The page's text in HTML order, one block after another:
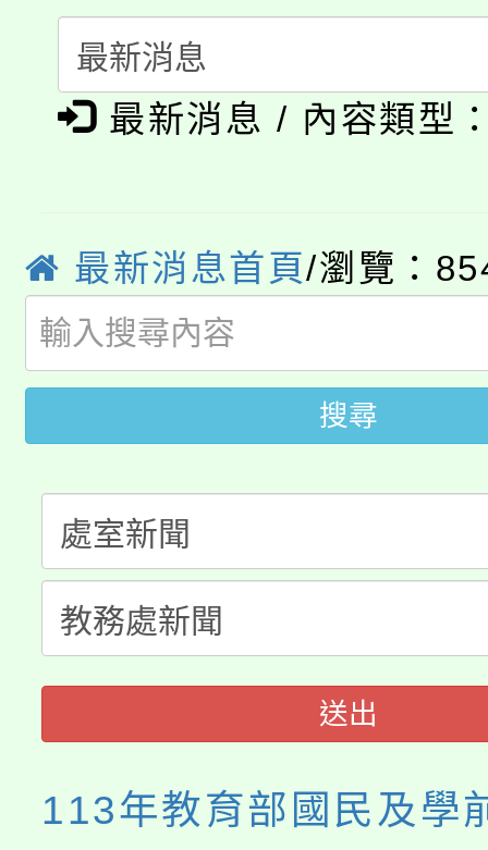
心理、諮商輔導、社會
系所師生報名參加。
門員」簡章及活動海報
踴躍報名參加。
要點
「桃園市補助參觀特色
展演活動實施計畫」
淨零綠領人才培育課程
公告本校115學年度第
車」活動
桃園市115學年度學生
生本土語及新住民語歌
公告本校115學年度第
代理(課)教師甄選結果(
公告本校115學年度第
代理(課)教師甄選結果
轉知中國文化大學推廣
程，歡迎學生輔導中心
心理、諮商輔導、社會
系所師生報名參加。
轉知苗栗縣政府辦理
縣市「校園短影音徵選
門員」簡章及活動海報
踴躍報名參加。
桃園市115學年度學生
要點
「桃園市補助參觀特色
展演活動實施計畫」
最新消息 / 內容類型
最新消息首頁/瀏覽：
搜尋
送出
113年教育部國民及學